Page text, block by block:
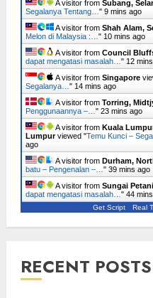
A visitor from Subang,
Segalanya Tentang… " 9 mins ago
A visitor from Shah Alam,
Melon di Malaysia :… " 10 mins ago
A visitor from Council
dapat mengatasi masalah… " 12
A visitor from Singapore
Segalanya… " 14 mins ago
A visitor from Torring,
Penggunaannya –… " 23 mins ago
A visitor from Kuala
Lumpurviewed "Temu Kunci –
ago
A visitor from Durham,
batu – Pengenalan –… " 39 mins ago
A visitor from Sungai
dapat mengatasi masalah… " 44
Get Script Real
RECENT POSTS